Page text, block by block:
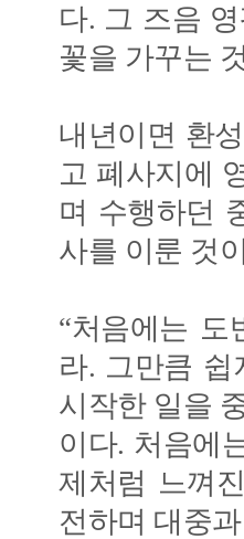
다. 그 즈음
꽃을 가꾸는
내년이면 환
고 폐사지에
며 수행하던
사를 이룬 것
“처음에는
라. 그만큼 쉽
시작한 일을
이다. 처음에
제처럼 느껴
전하며 대중